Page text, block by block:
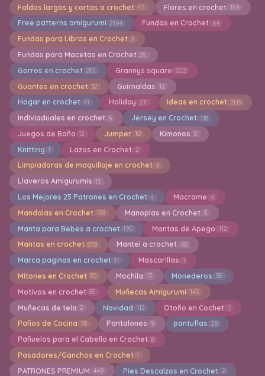
Faldas largas y cortas a crochet 47 Flores en crochet 156
Free patterns amigurumi 2194 Fundas en Crochet 64
Fundas para Libros en Crochet 3
Fundas para Macetas en Crochet 25
Gorros en crochet 282 Grannys square 222
Guantes en crochet 32 Guirnaldas 12
Hogar en crochet 41 Holiday 211 Ideas en crochet 203
Indiviaduales en crochet 6 Jersey en Crochet 118
Juegos de Baño 12 Jumper 10 Kimonos 5
Knitting 1 Lazos en Crochet 2
Limpiadoras de maquillaje en crochet 4
Llaveros Amigurumis 13
Los Mejores 25 Patrones en Crochet 4 Macrame 4
Mandalas en Crochet 158 Manoplas en Crochet 5
Manta para Bebes a crochet 190 Mantas de Apego 112
Mantas en crochet 878 Mantel a crochet 40
Marca paginas en crochet 11 Mascarillas 1
Mitones en Crochet 30 Mochila 17 Monederos 35
Motivos en crochet 85 Muñecas Amigurumi 145
Muñecas de tela 2 Navidad 112 Otoño en Cochet 1
Paños de Cocina 78 Pantalones 9 pantuflas 28
Pañuelos para el Cabello en Crochet 8
Pasadores/Ganchos en Crochet 1
PATRONES PREMIUM 449 Pies Descalzos en Crochet 2